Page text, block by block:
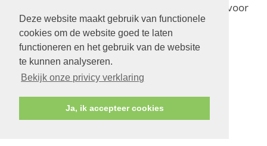
Deze website maakt gebruik van functionele
cookies om de website goed te laten
functioneren en het gebruik van de website
te kunnen analyseren.
Bekijk onze privicy verklaring
Ja, ik accepteer cookies
voor
de verschijningsdata in 2025 en 2026
Bijbelschool